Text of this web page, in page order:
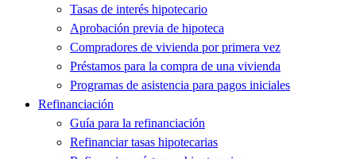
Tasas de interés hipotecario
Aprobación previa de hipoteca
Compradores de vivienda por primera vez
Préstamos para la compra de una vivienda
Programas de asistencia para pagos iniciales
Refinanciación
Guía para la refinanciación
Refinanciar tasas hipotecarias